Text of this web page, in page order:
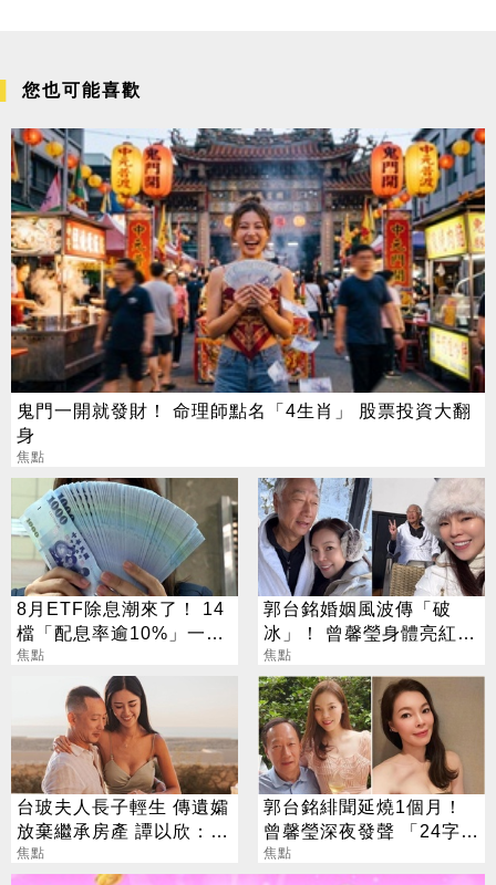
您也可能喜歡
鬼門一開就發財！ 命理師點名「4生肖」 股票投資大翻
身
焦點
8月ETF除息潮來了！ 14
檔「配息率逾10%」一次
看
焦點
郭台銘婚姻風波傳「破
冰」！ 曾馨瑩身體亮紅燈
18年婚姻驚傳出現轉機
焦點
台玻夫人長子輕生 傳遺孀
放棄繼承房產 譚以欣：不
實內容二次傷害
焦點
郭台銘緋聞延燒1個月！
曾馨瑩深夜發聲 「24字」
吐盡最心繫的事
焦點